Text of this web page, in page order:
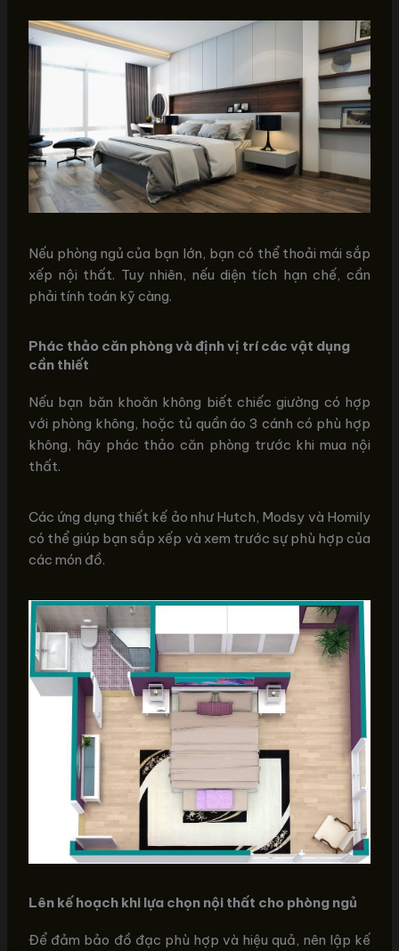
Nếu phòng ngủ của bạn lớn, bạn có thể thoải mái sắp
xếp nội thất. Tuy nhiên, nếu diện tích hạn chế, cần
phải tính toán kỹ càng.
Phác thảo căn phòng và định vị trí các vật dụng
cần thiết
Nếu bạn băn khoăn không biết chiếc giường có hợp
với phòng không, hoặc tủ quần áo 3 cánh có phù hợp
không, hãy phác thảo căn phòng trước khi mua nội
thất.
Các ứng dụng thiết kế ảo như Hutch, Modsy và Homily
có thể giúp bạn sắp xếp và xem trước sự phù hợp của
các món đồ.
Lên kế hoạch khi lựa chọn nội thất cho phòng ngủ
Để đảm bảo đồ đạc phù hợp và hiệu quả, nên lập kế